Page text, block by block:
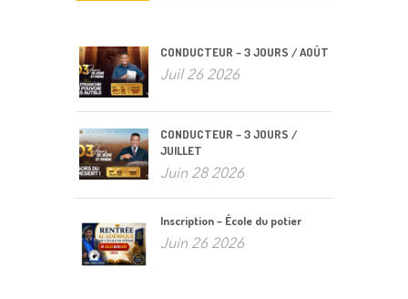
CONDUCTEUR – 3 JOURS / AOÛT
Juil 26 2026
CONDUCTEUR – 3 JOURS /
JUILLET
Juin 28 2026
Inscription – École du potier
Juin 26 2026